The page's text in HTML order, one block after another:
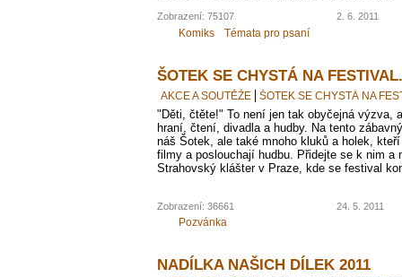
Zobrazení: 75107 2. 6. 2011
Komiks Témata pro psaní
ŠOTEK SE CHYSTÁ NA
AKCE A SOUTĚŽE ŠOTEK SE CHYSTÁ NA
"Děti, čtěte!" To není jen tak obyčejná výzva,
hraní, čtení, divadla a hudby. Na tento
náš Šotek, ale také mnoho kluků a holek,
filmy a poslouchají hudbu. Přidejte se k nim a
Strahovský klášter v Praze, kde se festival
Zobrazení: 36661 24. 5. 2011
Pozvánka
NADÍLKA NAŠICH DÍLEK 2011